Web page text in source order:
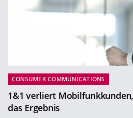
CONSUMER COMMUNICATIONS
1&1 verliert
das Ergebnis